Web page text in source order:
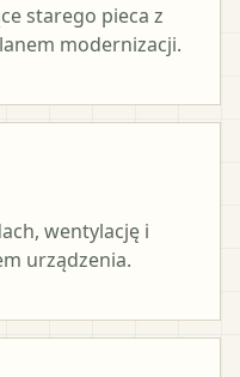
starego pieca z
modernizacji.
wentylację i
urządzenia.